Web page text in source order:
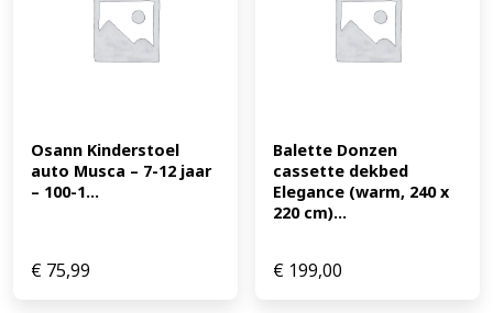
Osann Kinderstoel
auto Musca – 7-12 jaar
– 100-1...
€ 75,99
Balette Donzen
cassette dekbed
Elegance (warm, 240 x
220 cm)...
€ 199,00